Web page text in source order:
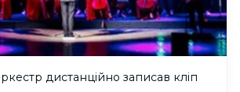
дистанційно записав кліп